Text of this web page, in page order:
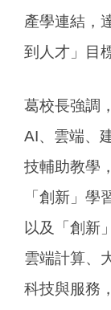
產學連結，
到人才」目
葛校長強調
AI、雲端、
技輔助教學
「創新」學
以及「創新
雲端計算、
科技與服務